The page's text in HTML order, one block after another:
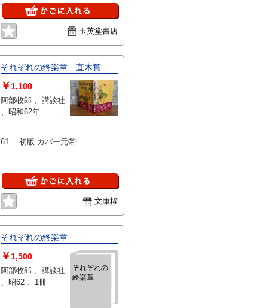
玉英堂書店
それぞれの終楽章 直木賞
￥ 1,100
阿部牧郎 、講談社
、昭和62年
61 初版 カバー元帯
文庫櫂
それぞれの終楽章
それぞれの
終楽章
￥ 1,500
阿部牧郎 、講談社
、昭62 、1冊